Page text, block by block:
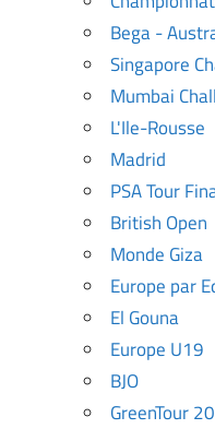
Bega -
Singapore
Mumbai
L'Ile-Rousse
Madrid
PSA Tour
British Open
Monde Giza
Europe par
El Gouna
Europe U19
BJO
GreenTour